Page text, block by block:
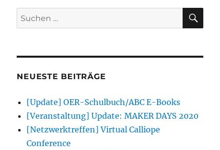
Suchen
nach:
NEUESTE BEITRÄGE
[Update] OER-Schulbuch/ABC E-Books
[Veranstaltung] Update: MAKER DAYS 2020
[Netzwerktreffen] Virtual Calliope
Conference